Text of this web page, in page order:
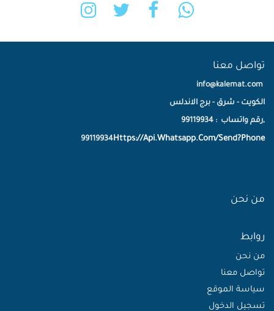
تواصل معنا
info@kalemat.com
الكويت - شرق - برج الاندلس
,رقم واتساب : 99119934
Https://Api.Whatsapp.Com/Send?Phone
99119934
من نحن
روابط
من نحن
تواصل معنا
سياسة الموقع
تسجيل الدخول